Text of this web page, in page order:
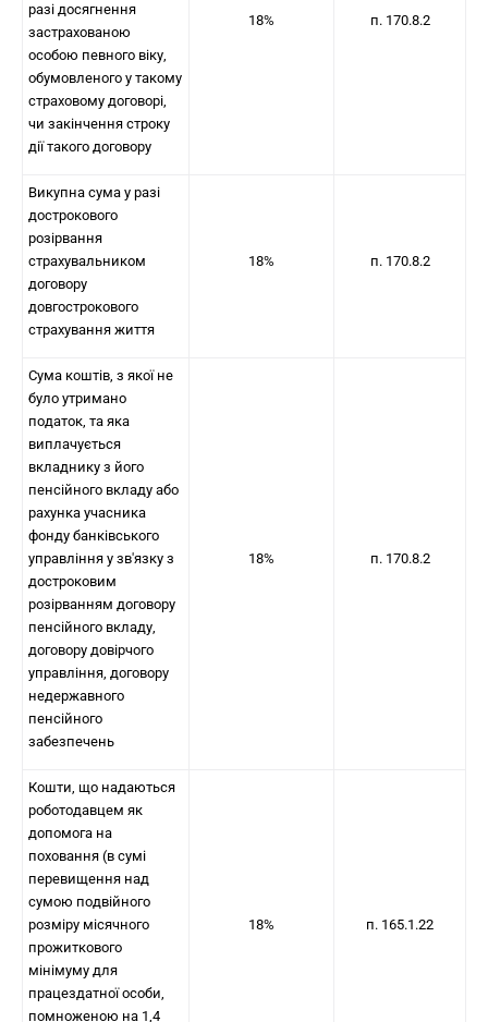
разі досягнення
застрахованою
особою певного віку,
обумовленого у такому
страховому договорі,
чи закінчення строку
дії такого договору
18% п. 170.8.2
Викупна сума у разі
дострокового
розірвання
страхувальником
договору
довгострокового
страхування життя
18% п. 170.8.2
Сума коштів, з якої не
було утримано
податок, та яка
виплачується
вкладнику з його
пенсійного вкладу або
рахунка учасника
фонду банківського
управління у зв'язку з
достроковим
розірванням договору
пенсійного вкладу,
договору довірчого
управління, договору
недержавного
пенсійного
забезпечень
18% п. 170.8.2
Кошти, що надаються
роботодавцем як
допомога на
поховання (в сумі
перевищення над
сумою подвійного
розміру місячного
прожиткового
мінімуму для
працездатної особи,
помноженою на 1,4
18% п. 165.1.22